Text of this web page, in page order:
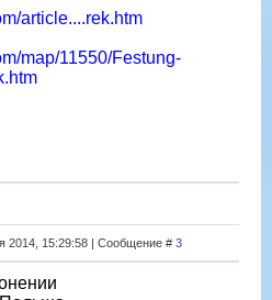
article....rek.htm
map/11550/Festung-
2014, 15:29:58 | Сообщение # 3